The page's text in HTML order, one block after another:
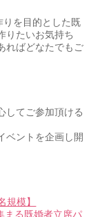
りを目的とした既
りたいお気持ち
ればどなたでもご
してご参加頂ける
ベントを企画し開
規模】
まる既婚者立席パ